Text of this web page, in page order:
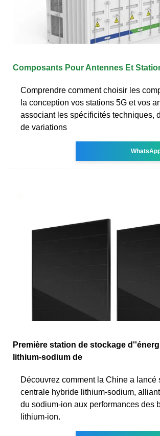
Composants Pour Antennes Et
Comprendre comment choisir les
la conception vos stations 5G et vos
associant les spécificités techniques,
de variations
Première station de stockage
lithium-sodium de
Découvrez comment la Chine a lancé
centrale hybride lithium-sodium,
du sodium-ion aux performances des
lithium-ion.